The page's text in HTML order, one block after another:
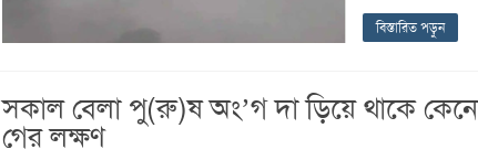
বিস্তারিত পড়ুন
সকাল বেলা পু(রু)ষ অং’গ দা ড়িয়ে থাকে
গের লক্ষণ